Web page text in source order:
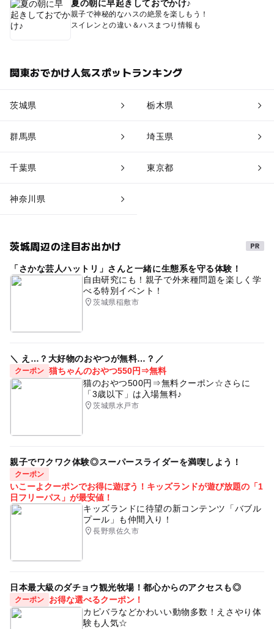
夏の朝に早起きしておでかけ♪
親子で神秘的なハスの絶景を楽しもう！
スイレンとの違い＆ハスまつり情報も
関東おでかけ人気スポットランキング
茨城県 栃木県
群馬県 埼玉県
千葉県 東京都
神奈川県
茨城周辺の注目お出かけ
「さかな芸人ハットリ」さんと一緒に生態系を守る体験！
自由研究にも！親子で外来種問題を楽しく学
べる特別イベント！
茨城県稲敷市
＼ え…？大好物のおやつが無料…？／
クーポン 猫ちゃんのおやつ550円⇒無料
猫のおやつ500円⇒無料クーポン☆さらに
「3歳以下」は入場無料♪
茨城県水戸市
親子でワクワク体験◎スーパースライダーを満喫しよう！
クーポン
いこーよクーポンでお得に遊ぼう！キッズランドが遊び放題の「1
日フリーパス」が最安値！
キッズランドに待望の新コンテンツ「バブル
プール」も仲間入り！
長野県佐久市
日本最大級のダチョウ観光牧場！都心からのアクセスも◎
クーポン
お得な選べるクーポン！
カピバラなどかわいい動物多数！えさやり体
験も人気☆